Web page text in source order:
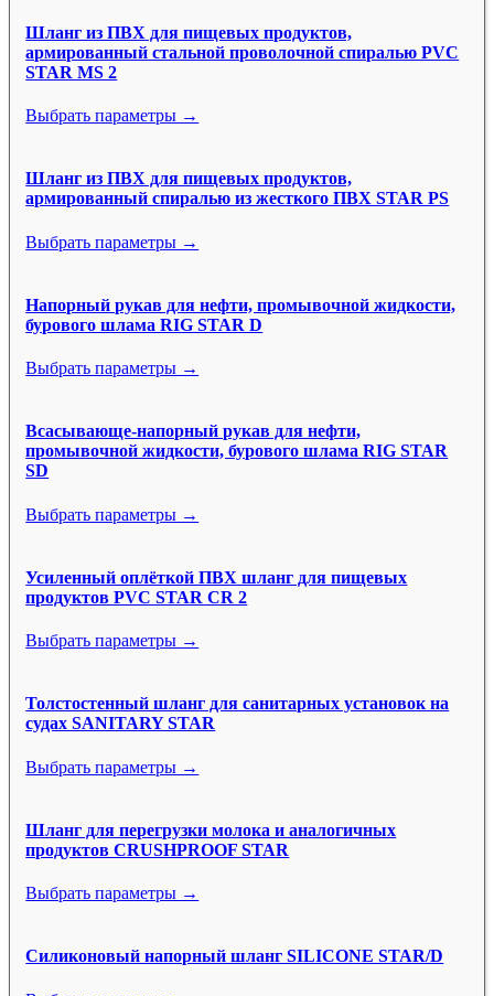
Шланг из ПВХ для пищевых продуктов,
армированный стальной проволочной спиралью PVC
STAR MS 2
Выбрать параметры →
Шланг из ПВХ для пищевых продуктов,
армированный спиралью из жесткого ПВХ STAR PS
Выбрать параметры →
Напорный рукав для нефти, промывочной жидкости,
бурового шлама RIG STAR D
Выбрать параметры →
Всасывающе-напорный рукав для нефти,
промывочной жидкости, бурового шлама RIG STAR
SD
Выбрать параметры →
Усиленный оплёткой ПВХ шланг для пищевых
продуктов PVC STAR CR 2
Выбрать параметры →
Толстостенный шланг для санитарных установок на
судах SANITARY STAR
Выбрать параметры →
Шланг для перегрузки молока и аналогичных
продуктов CRUSHPROOF STAR
Выбрать параметры →
Силиконовый напорный шланг SILICONE STAR/D